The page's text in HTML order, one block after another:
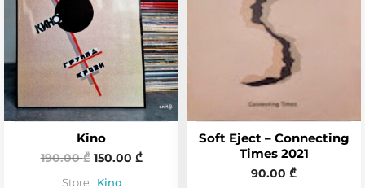
t
o
5
f
Kino
190.00₾ 150.00 ₾
Store: Kino
Soft Eject – Connecting
Times 2021
90.00 ₾